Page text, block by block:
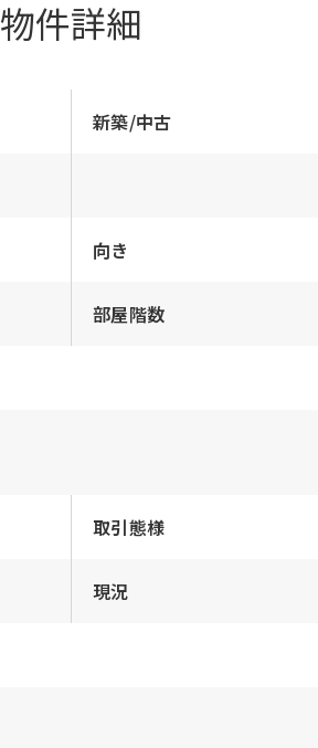
物件詳細
新築/中古
向き
部屋階数
取引態様
現況